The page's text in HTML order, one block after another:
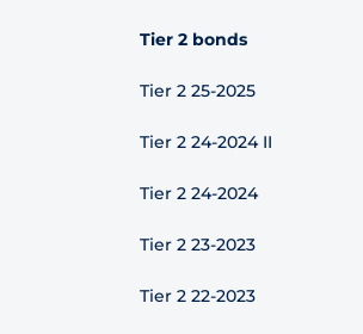
Tier 2 bonds
Tier 2 25-2025
Tier 2 24-2024 II
Tier 2 24-2024
Tier 2 23-2023
Tier 2 22-2023